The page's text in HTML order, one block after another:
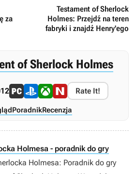
za
Testament of Sherlock
Holmes: Przejdź na teren
fabryki i znajdź Henry'ego
of Sherlock Holmes
Rate It!
PoradnikRecenzja
Holmesa - poradnik do gry
Holmesa: Poradnik do gry